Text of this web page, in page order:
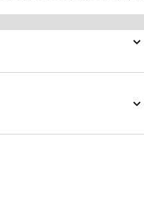
poudre crémeuse au
le précieux